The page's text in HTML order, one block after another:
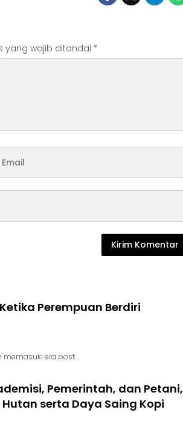
yang wajib ditandai *
Perempuan Berdiri
memasuki era post…
Pemerintah, dan Petani,
serta Daya Saing Kopi